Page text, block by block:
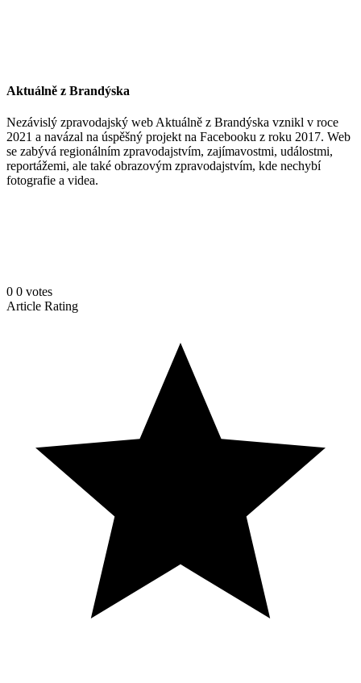
Aktuálně z Brandýska
Nezávislý zpravodajský web Aktuálně z Brandýska vznikl v roce
2021 a navázal na úspěšný projekt na Facebooku z roku 2017. Web
se zabývá regionálním zpravodajstvím, zajímavostmi, událostmi,
reportážemi, ale také obrazovým zpravodajstvím, kde nechybí
fotografie a videa.
0 0 votes
Article Rating